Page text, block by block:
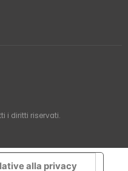
i diritti riservati.
alla privacy